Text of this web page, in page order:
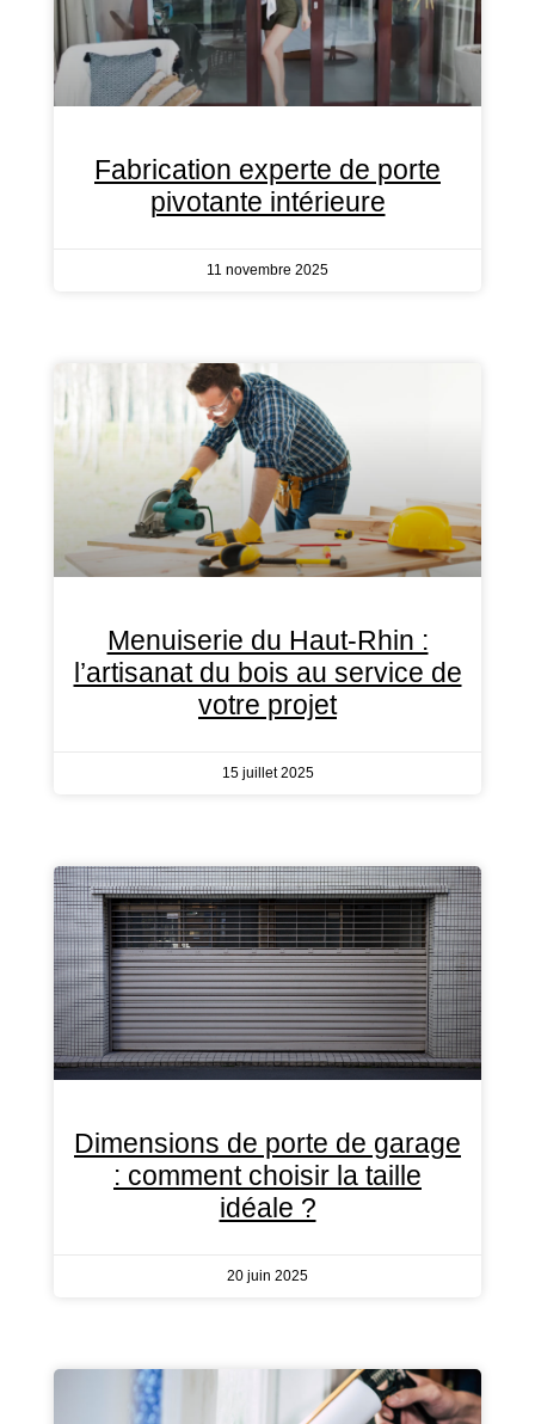
Fabrication experte de porte
pivotante intérieure
11 novembre 2025
Menuiserie du Haut-Rhin :
l’artisanat du bois au service de
votre projet
15 juillet 2025
Dimensions de porte de garage
: comment choisir la taille
idéale ?
20 juin 2025